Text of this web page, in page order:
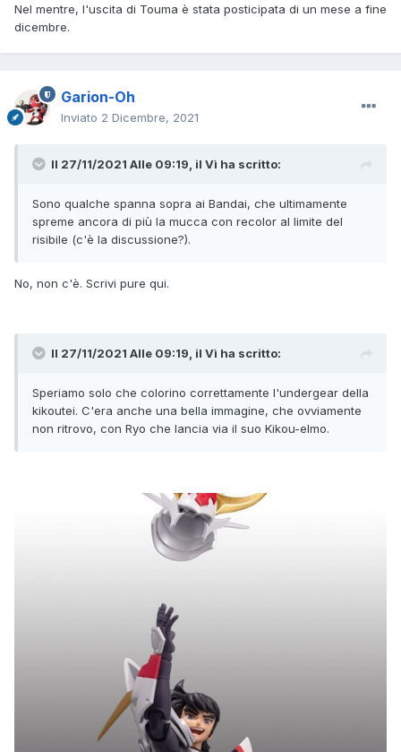
Nel mentre, l'uscita di Touma è stata posticipata di un mese a fine
dicembre.
Garion-Oh
Inviato 2 Dicembre, 2021
Il 27/11/2021 Alle 09:19, il Vì ha scritto:
Sono qualche spanna sopra ai Bandai, che ultimamente
spreme ancora di più la mucca con recolor al limite del
risibile (c'è la discussione?).
No, non c'è. Scrivi pure qui.
Il 27/11/2021 Alle 09:19, il Vì ha scritto:
Speriamo solo che colorino correttamente l'undergear della
kikoutei. C'era anche una bella immagine, che ovviamente
non ritrovo, con Ryo che lancia via il suo Kikou-elmo.